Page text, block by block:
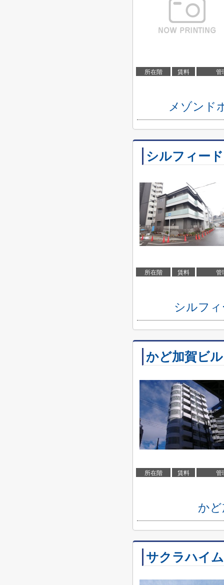
所在階 賃料 管
メゾンド
シルフィー
所在階 賃料 管
シルフ
かど加賀ビル
所在階 賃料 管
か
サクラハイ